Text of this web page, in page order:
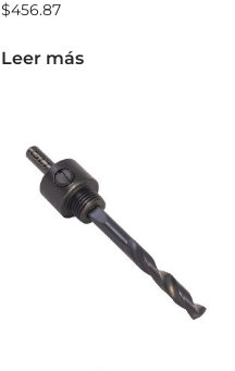
$456.87
Leer más